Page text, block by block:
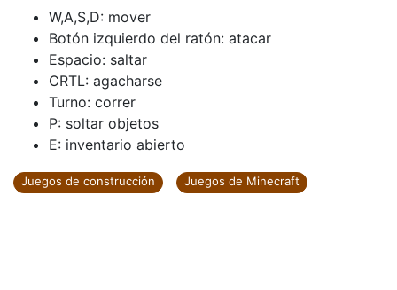
W,A,S,D: mover
Botón izquierdo del ratón: atacar
Espacio: saltar
CRTL: agacharse
Turno: correr
P: soltar objetos
E: inventario abierto
Juegos de construcción Juegos de Minecraft